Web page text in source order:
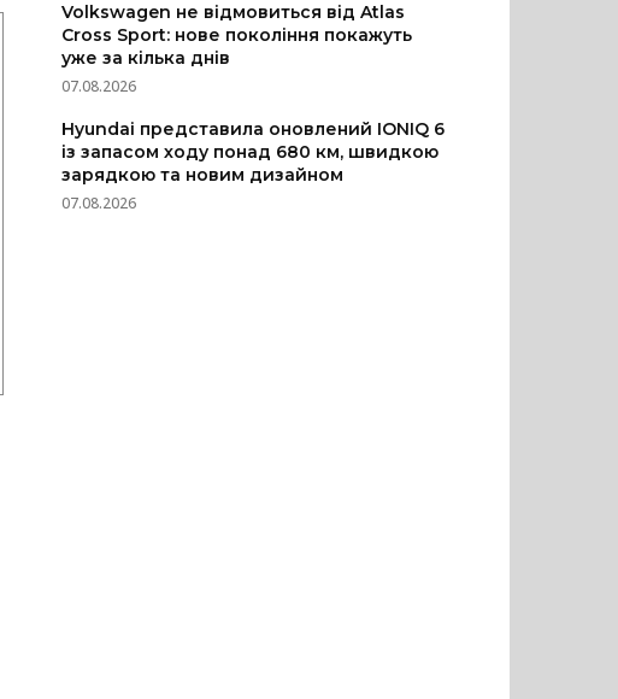
Volkswagen не відмовиться від Atlas
Cross Sport: нове покоління покажуть
уже за кілька днів
07.08.2026
Hyundai представила оновлений IONIQ 6
із запасом ходу понад 680 км, швидкою
зарядкою та новим дизайном
07.08.2026